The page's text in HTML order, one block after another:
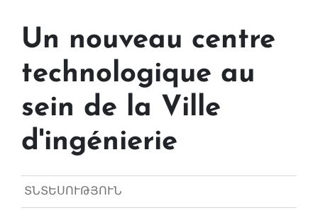
Un nouveau centre
technologique au
sein de la Ville
d'ingénierie
ՏՆՏԵՍՈՒԹՅՈՒՆ